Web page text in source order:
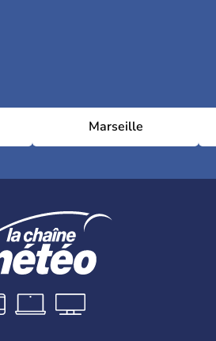
Marseille